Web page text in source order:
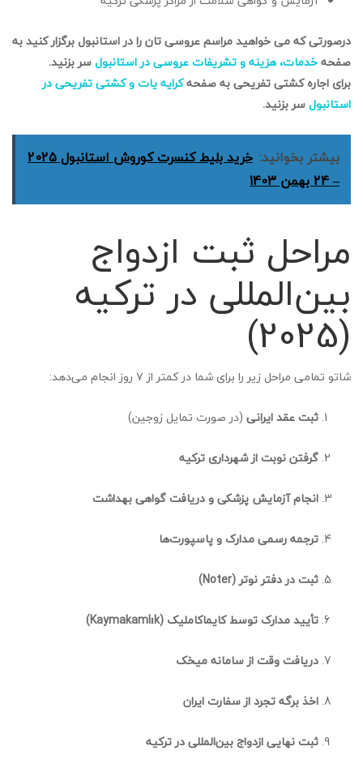
درصورتی که می خواهید مراسم عروسی تان را در استانبول برگزار کنید به
صفحهخدمات، هزینه و تشریفات عروسی در استانبولسر بزنید.
برای اجاره کشتی تفریحی به صفحهکرایه یات و کشتی تفریحی در
استانبولسر بزنید.
بیشتر بخوانید:
خرید بلیط کنسرت کوروش استانبول 2025
– 24 بهمن 1403
مراحل ثبت ازدواج
بین‌المللی در ترکیه
(2025)
شاتو تمامی مراحل زیر را برای شما در کمتر از ۷ روز انجام می‌دهد:
ثبت عقد ایرانی (در صورت تمایل زوجین)
گرفتن نوبت از شهرداری ترکیه
انجام آزمایش پزشکی و دریافت گواهی بهداشت
ترجمه رسمی مدارک و پاسپورت‌ها
ثبت در دفتر نوتر (Noter)
تأیید مدارک توسط کایماکاملیک (Kaymakamlık)
دریافت وقت از سامانه میخک
اخذ برگه تجرد از سفارت ایران
ثبت نهایی ازدواج بین‌المللی در ترکیه